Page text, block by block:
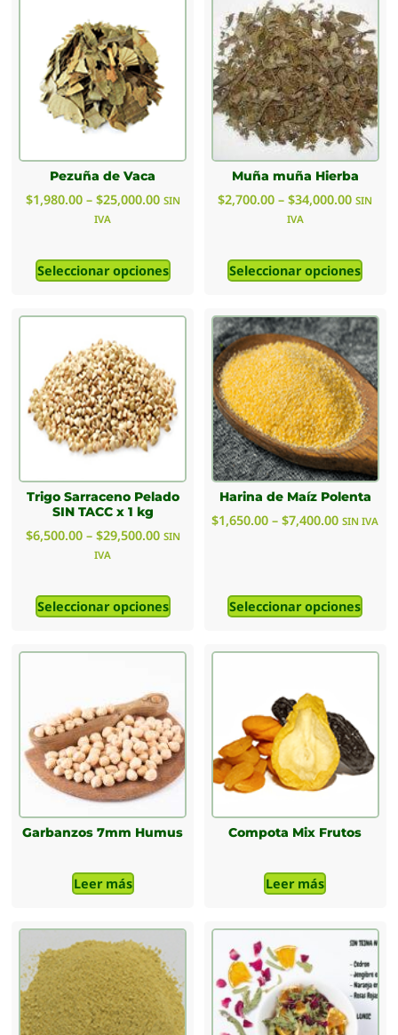
Pezuña de Vaca
$1,980.00 – $25,000.00 SIN
IVA
Seleccionar opciones
Muña muña Hierba
$2,700.00 – $34,000.00 SIN
IVA
Seleccionar opciones
Trigo Sarraceno Pelado
SIN TACC x 1 kg
$6,500.00 – $29,500.00 SIN
IVA
Seleccionar opciones
Harina de Maíz Polenta
$1,650.00 – $7,400.00 SIN IVA
Seleccionar opciones
Garbanzos 7mm Humus
Leer más
Compota Mix Frutos
Leer más